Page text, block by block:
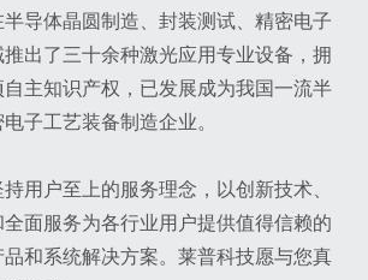
半导体晶圆制造、封装测试、精密电子
出了三十余种激光应用专业设备，拥
主知识产权，已发展成为我国一流半
子工艺装备制造企业。
用户至上的服务理念，以创新技术、
面服务为各行业用户提供值得信赖的
和系统解决方案。莱普科技愿与您真